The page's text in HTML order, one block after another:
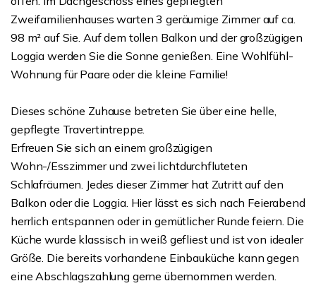
Zweifamilienhauses warten 3 geräumige Zimmer auf ca.
98 m² auf Sie. Auf dem tollen Balkon und der großzügigen
Loggia werden Sie die Sonne genießen. Eine Wohlfühl-
Wohnung für Paare oder die kleine Familie!
Dieses schöne Zuhause betreten Sie über eine helle,
gepflegte Travertintreppe.
Erfreuen Sie sich an einem großzügigen
Wohn-/Esszimmer und zwei lichtdurchfluteten
Schlafräumen. Jedes dieser Zimmer hat Zutritt auf den
Balkon oder die Loggia. Hier lässt es sich nach Feierabend
herrlich entspannen oder in gemütlicher Runde feiern. Die
Küche wurde klassisch in weiß gefliest und ist von idealer
Größe. Die bereits vorhandene Einbauküche kann gegen
eine Abschlagszahlung gerne übernommen werden.